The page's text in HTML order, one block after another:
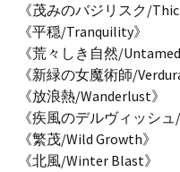
《茂みのバジリスク/
《平穏/Tranquility》
《荒々しき自然/Untamed
《新緑の女魔術師/
《放浪熱/Wanderlust》
《疾風のデルヴィッシュ
《繁茂/Wild Growth》
《北風/Winter Blast》